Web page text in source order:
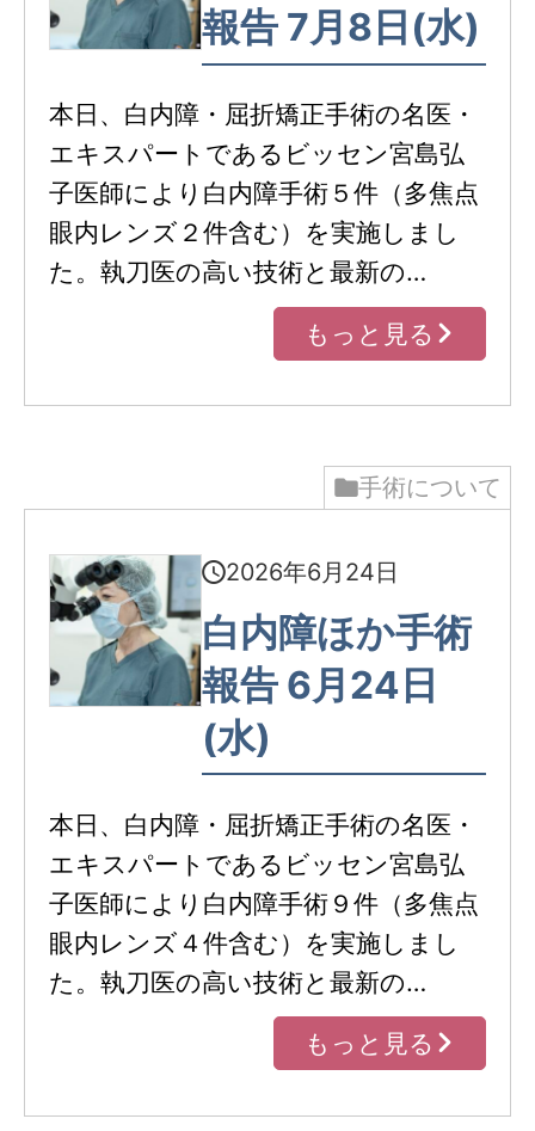
報告 7月8日(水)
本日、白内障・屈折矯正手術の名医・
エキスパートであるビッセン宮島弘
子医師により白内障手術５件（多焦点
眼内レンズ２件含む）を実施しまし
た。執刀医の高い技術と最新の…
もっと見る
手術について
2026年6月24日
白内障ほか手術
報告 6月24日
(水)
本日、白内障・屈折矯正手術の名医・
エキスパートであるビッセン宮島弘
子医師により白内障手術９件（多焦点
眼内レンズ４件含む）を実施しまし
た。執刀医の高い技術と最新の…
もっと見る